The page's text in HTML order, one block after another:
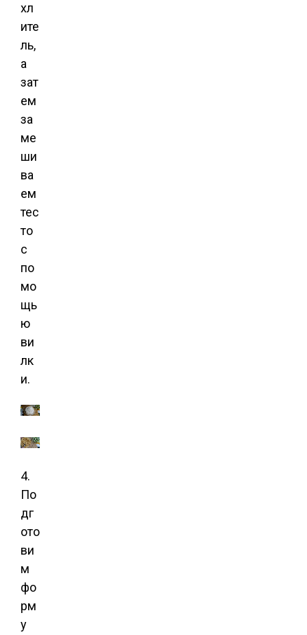
хл
ите
ль,
а
зат
ем
за
ме
ши
ва
ем
тес
то
с
по
мо
щь
ю
ви
лк
и.
4.
По
дг
ото
ви
м
фо
рм
у